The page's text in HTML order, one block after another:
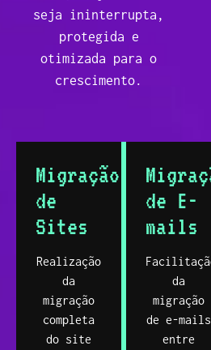
seja ininterrupta,
protegida e
otimizada para o
crescimento.
Migração
de
Sites
Realização
da
migração
completa
do site
de E-
mails
da
migração
de e-mails
entre